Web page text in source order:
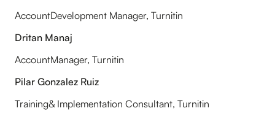
AccountDevelopment Manager, Turnitin
Dritan Manaj
AccountManager, Turnitin
Pilar Gonzalez Ruiz
Training& Implementation Consultant, Turnitin